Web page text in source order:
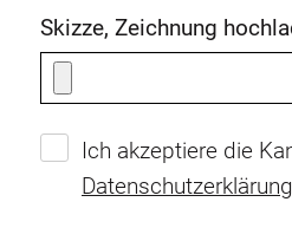
Skizze, Zeichnung
Ich akzeptiere die
Datenschutzerklärung